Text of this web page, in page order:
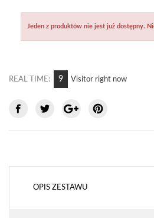
Jeden z produktów nie jest już dostępny.
REAL TIME: 9 Visitor right now
OPIS ZESTAWU